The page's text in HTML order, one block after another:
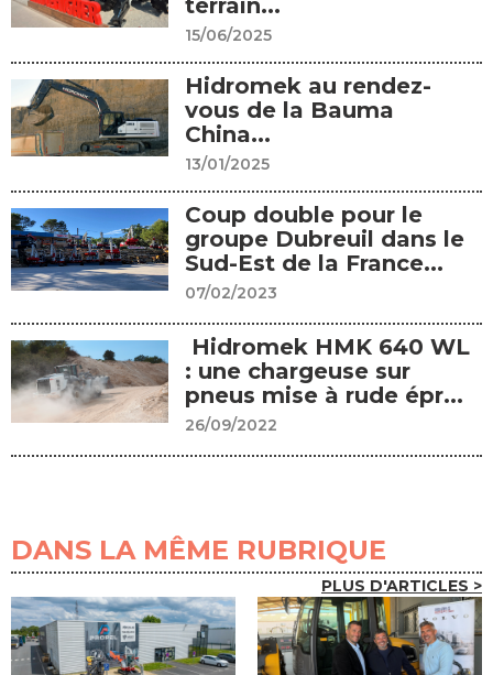
terrain...
15/06/2025
Hidromek au rendez-
vous de la Bauma
China...
13/01/2025
Coup double pour le
groupe Dubreuil dans le
Sud-Est de la France...
07/02/2023
Hidromek HMK 640 WL
: une chargeuse sur
pneus mise à rude épr...
26/09/2022
DANS LA MÊME RUBRIQUE
PLUS D'ARTICLES >